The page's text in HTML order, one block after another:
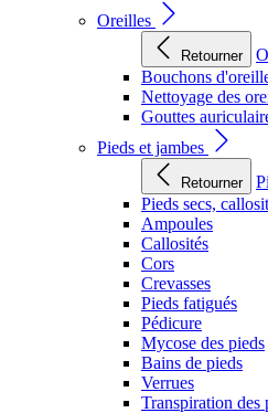
Oreilles
Retourner
Bouchons
Nettoyage des
Gouttes
Pieds et jambes
Retourner
Pieds secs,
Ampoules
Callosités
Cors
Crevasses
Pieds fatigués
Pédicure
Mycose des pieds
Bains de pieds
Verrues
Transpiration des